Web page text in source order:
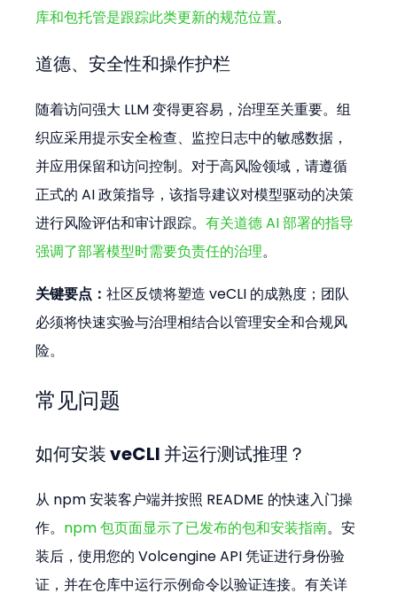
库和包托管是跟踪此类更新的规范位置。
道德、安全性和操作护栏
随着访问强大 LLM 变得更容易，治理至关重要。组
织应采用提示安全检查、监控日志中的敏感数据，
并应用保留和访问控制。对于高风险领域，请遵循
正式的 AI 政策指导，该指导建议对模型驱动的决策
进行风险评估和审计跟踪。有关道德 AI 部署的指导
强调了部署模型时需要负责任的治理。
关键要点：社区反馈将塑造 veCLI 的成熟度；团队
必须将快速实验与治理相结合以管理安全和合规风
险。
常见问题
如何安装 veCLI 并运行测试推理？
从 npm 安装客户端并按照 README 的快速入门操
作。 npm 包页面显示了已发布的包和安装指南。安
装后，使用您的 Volcengine API 凭证进行身份验
证，并在仓库中运行示例命令以验证连接。有关详